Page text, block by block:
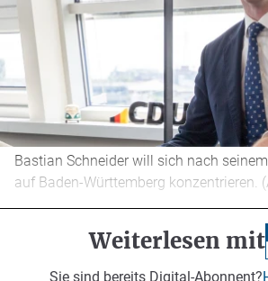
Bastian Schneider will sich nach
auf Baden-Württemberg konzentrieren.
Weiterlesen mit
Sie sind bereits Digital-Abonnent?